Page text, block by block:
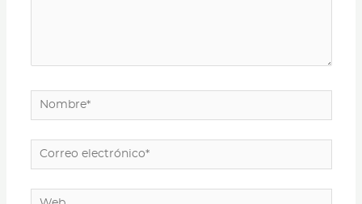
Nombre*
Correo
electrónico*
Web